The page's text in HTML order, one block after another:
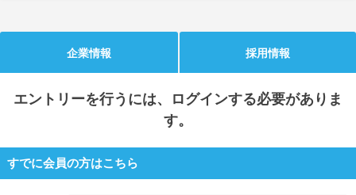
就活ノウハウが満載！ お役立ち記事・相談室など
あなたに合う仕事を診断！ 動画で対策講座をチェック
企業情報 採用情報
エントリーを行うには、ログインする必要がありま
す。
すでに会員の方はこちら